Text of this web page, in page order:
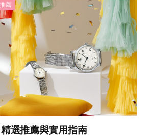
薦
選推薦與實用指南